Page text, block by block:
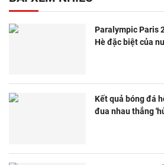
Paralympic Paris
Hè đặc biệt của
Kết quả bóng đá
đua nhau thắng